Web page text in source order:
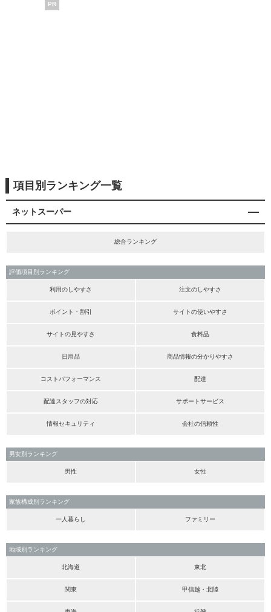
PR
項目別ランキング一覧
ネットスーパー
総合ランキング
評価項目別ランキング
利用のしやすさ 注文のしやすさ
ポイント・割引 サイトの使いやすさ
サイトの見やすさ 食料品
日用品 商品情報の分かりやすさ
コストパフォーマンス 配達
配達スタッフの対応 サポートサービス
情報セキュリティ 会社の信頼性
男女別ランキング
男性 女性
家族構成別ランキング
一人暮らし ファミリー
地域別ランキング
北海道 東北
関東 甲信越・北陸